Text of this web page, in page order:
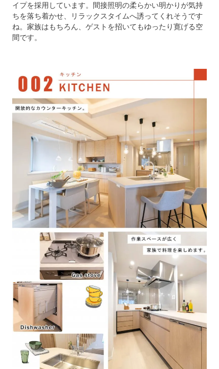
イプを採用しています。間接照明の柔らかい明かりが気持
ちを落ち着かせ、リラックスタイムへ誘ってくれそうです
ね。家族はもちろん、ゲストを招いてもゆったり寛げる空
間です。